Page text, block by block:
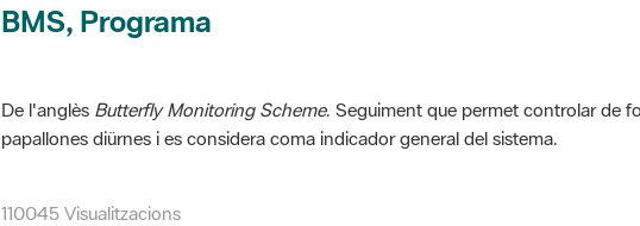
BMS, Programa
De l'anglès Butterfly Monitoring Scheme. Seguiment que permet controlar de
papallones diürnes i es considera coma indicador general del sistema.
110045 Visualitzacions